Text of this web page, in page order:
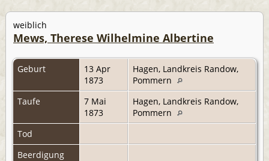
weiblich
Mews, Therese Wilhelmine Albertine
Geburt
13 Apr
1873
Hagen, Landkreis Randow,
Pommern
Taufe
7 Mai
1873
Hagen, Landkreis Randow,
Pommern
Tod
Beerdigung